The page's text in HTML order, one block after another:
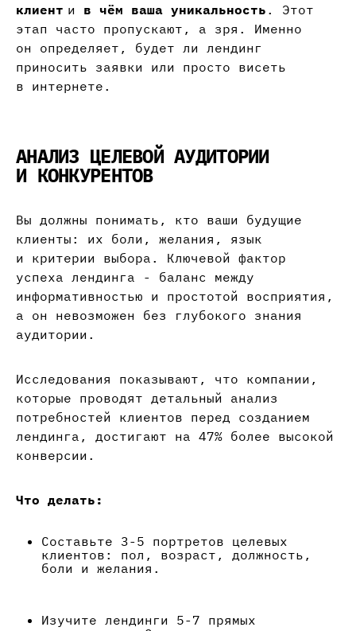
клиент и в чём ваша уникальность . Этот
этап часто пропускают, а зря. Именно
он определяет, будет ли лендинг
приносить заявки или просто висеть
в интернете.
АНАЛИЗ ЦЕЛЕВОЙ АУДИТОРИИ
И КОНКУРЕНТОВ
Вы должны понимать, кто ваши будущие
клиенты: их боли, желания, язык
и критерии выбора. Ключевой фактор
успеха лендинга - баланс между
информативностью и простотой восприятия,
а он невозможен без глубокого знания
аудитории.
Исследования показывают, что компании,
которые проводят детальный анализ
потребностей клиентов перед созданием
лендинга, достигают на 47% более высокой
конверсии.
Что делать:
Составьте 3-5 портретов целевых
клиентов: пол, возраст, должность,
боли и желания.
Изучите лендинги 5-7 прямых